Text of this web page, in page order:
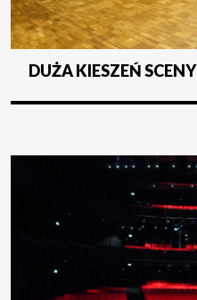
DUŻA KIESZEŃ SCENY